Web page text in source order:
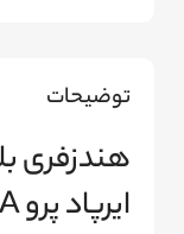
توضیحات
هندزفری
ایرپاد پرو X-HANZ BT328A